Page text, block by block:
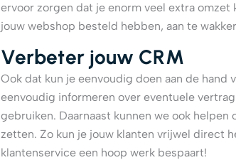
ervoor zorgen dat je enorm veel extra
jouw webshop besteld hebben, aan te
Verbeter jouw CRM
Ook dat kun je eenvoudig doen aan de
eenvoudig informeren over eventuele
gebruiken. Daarnaast kunnen we ook
zetten. Zo kun je jouw klanten vrijwel direct
klantenservice een hoop werk bespaart!